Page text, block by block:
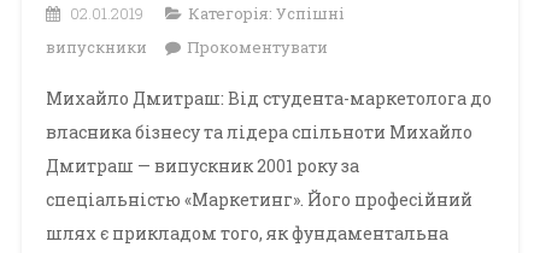
02.01.2019 Категорія: Успішні
випускники
Прокоментувати
Михайло Дмитраш: Від студента-маркетолога до
власника бізнесу та лідера спільноти Михайло
Дмитраш — випускник 2001 року за
спеціальністю «Маркетинг». Його професійний
шлях є прикладом того, як фундаментальна